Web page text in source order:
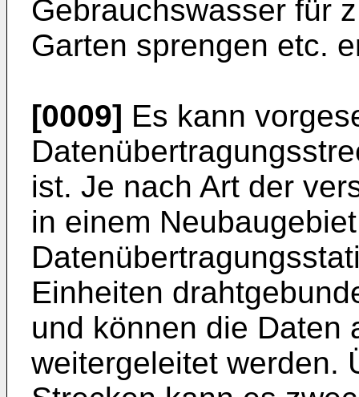
Gebrauchswasser für
Garten sprengen etc.
[0009] Es kann
ist. Je nach Art der
in einem
Einheiten
und können die Daten
weitergeleitet werden.